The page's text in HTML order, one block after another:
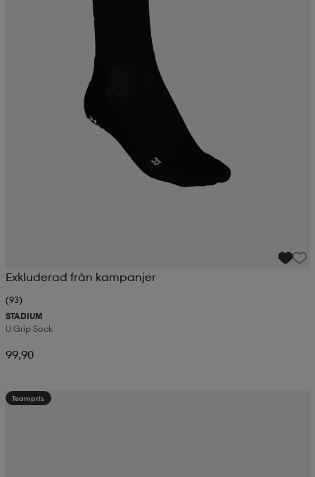
Exkluderad från kampanjer
(93)
STADIUM
U Grip Sock
99,90
Teampris